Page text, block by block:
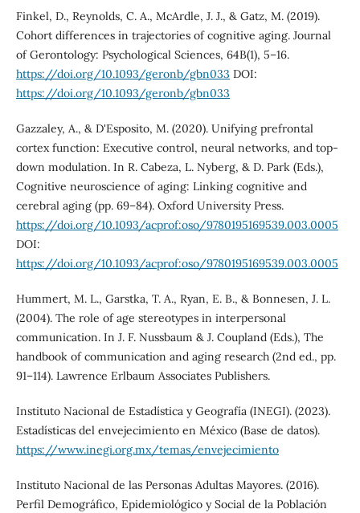
Finkel, D., Reynolds, C. A., McArdle, J. J., & Gatz, M. (2019).
Cohort differences in trajectories of cognitive aging. Journal
of Gerontology: Psychological Sciences, 64B(1), 5–16.
https://doi.org/10.1093/geronb/gbn033 DOI:
https://doi.org/10.1093/geronb/gbn033
Gazzaley, A., & D'Esposito, M. (2020). Unifying prefrontal
cortex function: Executive control, neural networks, and top-
down modulation. In R. Cabeza, L. Nyberg, & D. Park (Eds.),
Cognitive neuroscience of aging: Linking cognitive and
cerebral aging (pp. 69–84). Oxford University Press.
https://doi.org/10.1093/acprof:oso/9780195169539.003.0005
DOI:
https://doi.org/10.1093/acprof:oso/9780195169539.003.0005
Hummert, M. L., Garstka, T. A., Ryan, E. B., & Bonnesen, J. L.
(2004). The role of age stereotypes in interpersonal
communication. In J. F. Nussbaum & J. Coupland (Eds.), The
handbook of communication and aging research (2nd ed., pp.
91–114). Lawrence Erlbaum Associates Publishers.
Instituto Nacional de Estadística y Geografía (INEGI). (2023).
Estadísticas del envejecimiento en México (Base de datos).
https://www.inegi.org.mx/temas/envejecimiento
Instituto Nacional de las Personas Adultas Mayores. (2016).
Perfil Demográfico, Epidemiológico y Social de la Población